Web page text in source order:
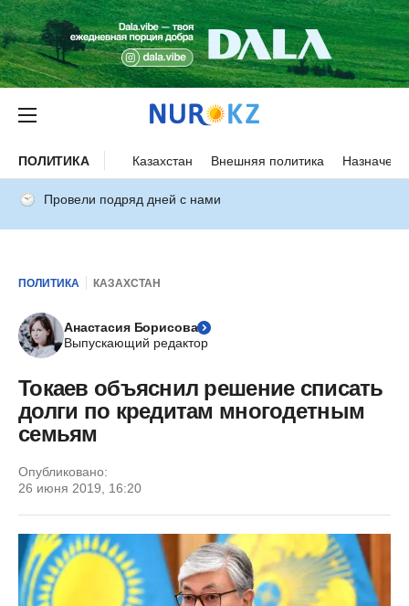
ПОЛИТИКА Казахстан Внешняя политика
Провели подряд дней с нами
ПОЛИТИКА КАЗАХСТАН
Анастасия Борисова
Выпускающий редактор
Токаев объяснил решение списать
долги по кредитам многодетным
семьям
Опубликовано:
26 июня 2019, 16:20